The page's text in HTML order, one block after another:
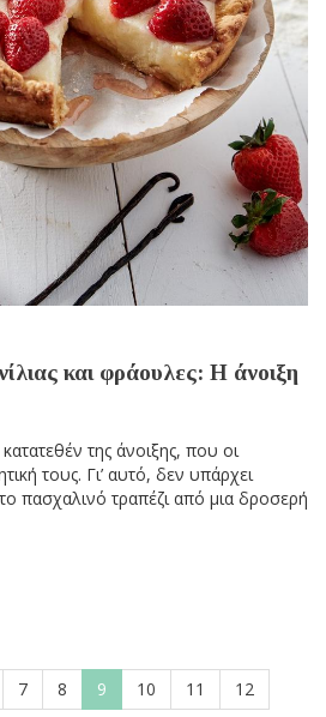
και φράουλες: Η άνοιξη
της άνοιξης, που οι
τους. Γι’ αυτό, δεν υπάρχει
πασχαλινό τραπέζι από μια δροσερή
Page
7 Page
8
Current
page
9 Page
10 Page
11 Page
12